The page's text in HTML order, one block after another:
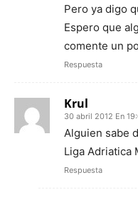
Pero ya digo
Espero que
comente un
Respuesta
Krul
30 abril 2012 En
Alguien sabe
Liga Adriatica
Respuesta